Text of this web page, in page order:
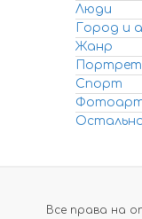
Люди
Город и
Жанр
Спорт
Все права на